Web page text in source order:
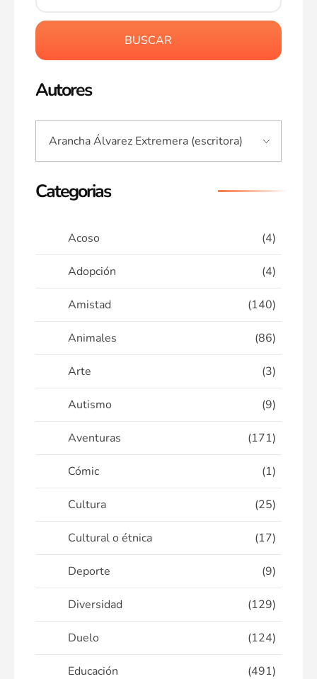
BUSCAR
Autores
Categorias
Acoso (4)
Adopción (4)
Amistad (140)
Animales (86)
Arte (3)
Autismo (9)
Aventuras (171)
Cómic (1)
Cultura (25)
Cultural o étnica (17)
Deporte (9)
Diversidad (129)
Duelo (124)
Educación (491)